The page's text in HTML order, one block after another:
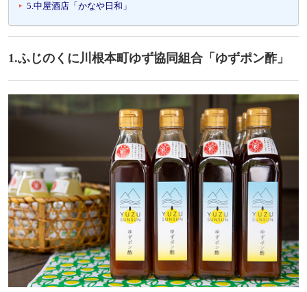
5.中屋酒店「かなや日和」
1.ふじのくに川根本町ゆず協同組合「ゆずポン酢」